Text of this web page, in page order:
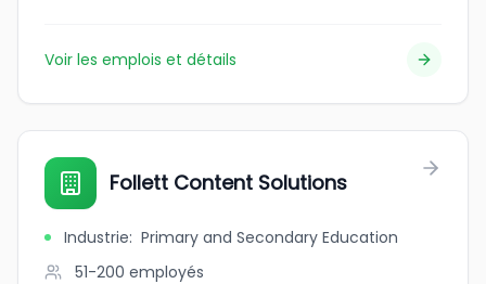
Voir les emplois et détails
Follett Content Solutions
Industrie: Primary and Secondary Education
51-200 employés